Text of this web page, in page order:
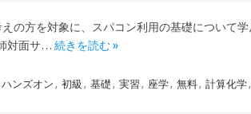
の方を対象に、スパコン利用の基礎について
師対面サ…続きを読む »
ハンズオン , 初級 , 基礎 , 実習 , 座学, 無料, 計算化学,